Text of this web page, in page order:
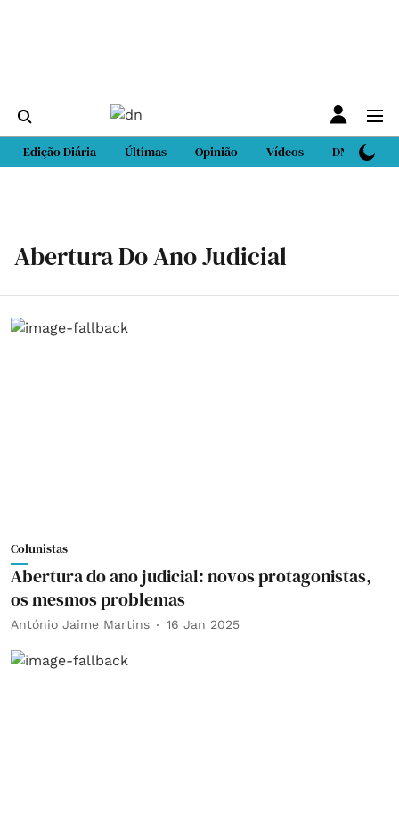
Edição Diária Últimas Opinião Vídeos DN Sport
Abertura Do Ano Judicial
Colunistas
Abertura do ano judicial: novos protagonistas,
os mesmos problemas
António Jaime Martins 16 Jan 2025